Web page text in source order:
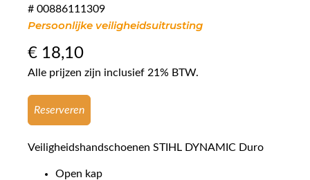
# 00886111309
Persoonlijke veiligheidsuitrusting
€ 18,10
Alle prijzen zijn inclusief 21% BTW.
Reserveren
Veiligheidshandschoenen STIHL DYNAMIC Duro
Open kap